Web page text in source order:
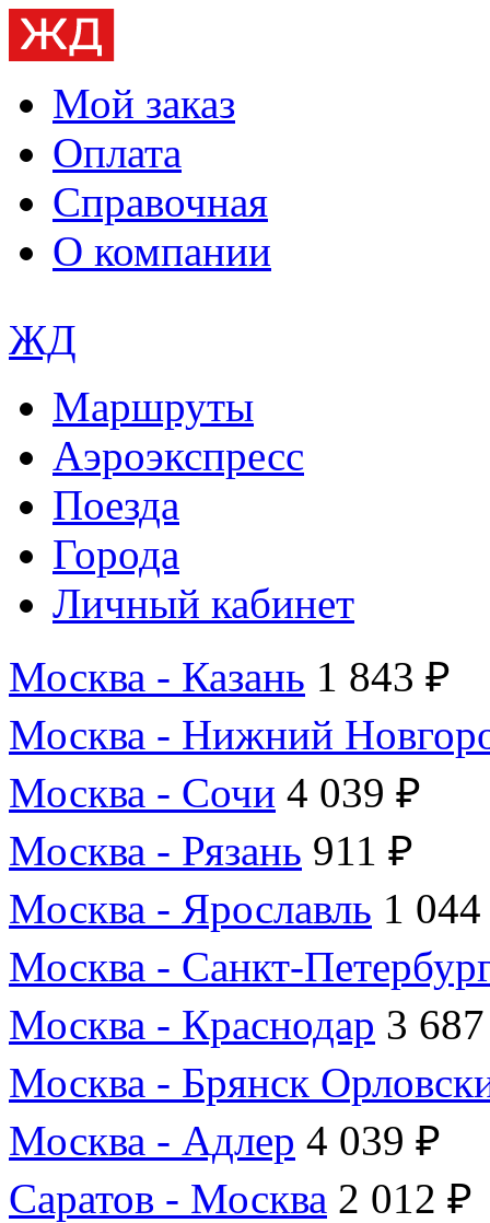
Мой заказ
Оплата
Справочная
О компании
ЖД
Маршруты
Аэроэкспресс
Поезда
Города
Личный кабинет
Москва - Казань 1 843 ₽
Москва - Нижний
Москва - Сочи 4 039 ₽
Москва - Рязань 911 ₽
Москва - Ярославль 1
Москва - Санкт-
Москва - Краснодар 3
Москва - Брянск
Москва - Адлер 4 039 ₽
Саратов - Москва 2 012 ₽